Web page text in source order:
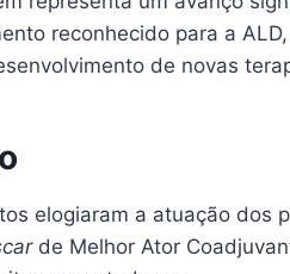
reconhecido para a
de novas
elogiaram a atuação dos
de Melhor Ator